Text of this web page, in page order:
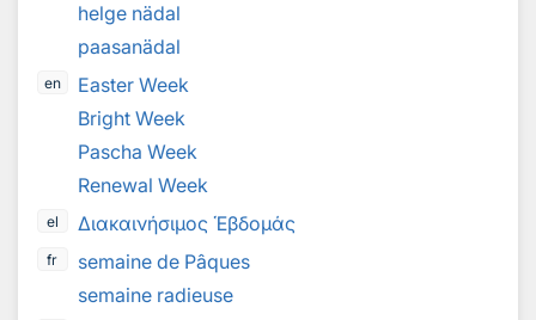
helge nädal
paasanädal
en
Easter Week
Bright Week
Pascha Week
Renewal Week
el Διακαινήσιμος Ἑβδομάς
fr
semaine de Pâques
semaine radieuse